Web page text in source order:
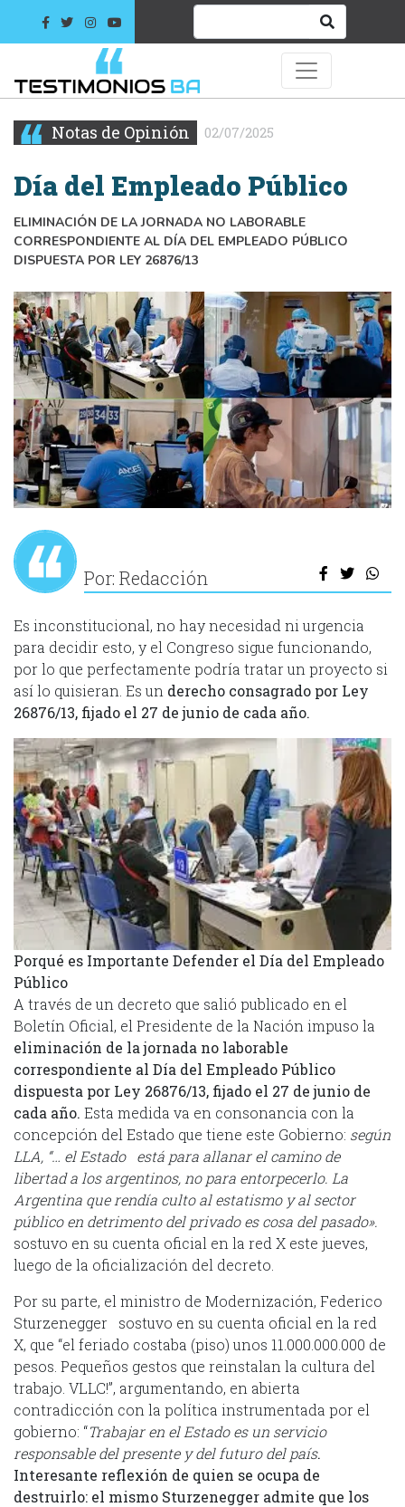
Notas de Opinión 02/07/2025
Día del Empleado Público
ELIMINACIÓN DE LA JORNADA NO LABORABLE
CORRESPONDIENTE AL DÍA DEL EMPLEADO PÚBLICO
DISPUESTA POR LEY 26876/13
Por: Redacción
Es inconstitucional, no hay necesidad ni urgencia
para decidir esto, y el Congreso sigue funcionando,
por lo que perfectamente podría tratar un proyecto si
así lo quisieran. Es un derecho consagrado por Ley
26876/13, fijado el 27 de junio de cada año.
Porqué es Importante Defender el Día del Empleado
Público
A través de un decreto que salió publicado en el
Boletín Oficial, el Presidente de la Nación impuso la
eliminación de la jornada no laborable
correspondiente al Día del Empleado Público
dispuesta por Ley 26876/13, fijado el 27 de junio de
cada año. Esta medida va en consonancia con la
concepción del Estado que tiene este Gobierno: según
LLA, “… el Estado está para allanar el camino de
libertad a los argentinos, no para entorpecerlo. La
Argentina que rendía culto al estatismo y al sector
público en detrimento del privado es cosa del pasado».
sostuvo en su cuenta oficial en la red X este jueves,
luego de la oficialización del decreto.
Por su parte, el ministro de Modernización, Federico
Sturzenegger sostuvo en su cuenta oficial en la red
X, que “el feriado costaba (piso) unos 11.000.000.000 de
pesos. Pequeños gestos que reinstalan la cultura del
trabajo. VLLC!”, argumentando, en abierta
contradicción con la política instrumentada por el
gobierno: “Trabajar en el Estado es un servicio
responsable del presente y del futuro del país.
Interesante reflexión de quien se ocupa de
destruirlo: el mismo Sturzenegger admite que los